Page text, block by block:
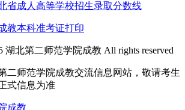
省成人高等学校招生录取分数线
教本科准考证打印
湖北第二师范学院成教 All rights reserved
二师范学院成教交流信息网站，敬请考生
式信息为准